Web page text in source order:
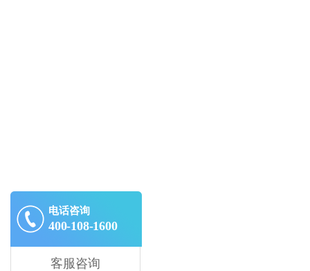
电话咨询
400-108-1600
客服咨询